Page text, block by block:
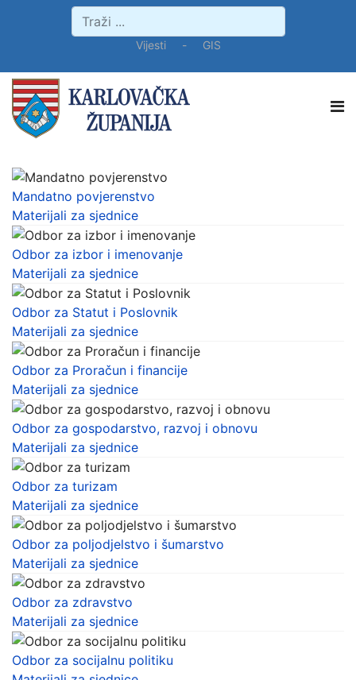
Vijesti- GIS
Mandatno povjerenstvo
Materijali za sjednice
Odbor za izbor i imenovanje
Materijali za sjednice
Odbor za Statut i Poslovnik
Materijali za sjednice
Odbor za Proračun i financije
Materijali za sjednice
Odbor za gospodarstvo, razvoj i obnovu
Materijali za sjednice
Odbor za turizam
Materijali za sjednice
Odbor za poljodjelstvo i šumarstvo
Materijali za sjednice
Odbor za zdravstvo
Materijali za sjednice
Odbor za socijalnu politiku